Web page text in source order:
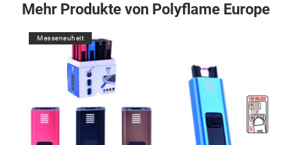
Mehr Produkte von Polyflame Europe
Messeneuheit